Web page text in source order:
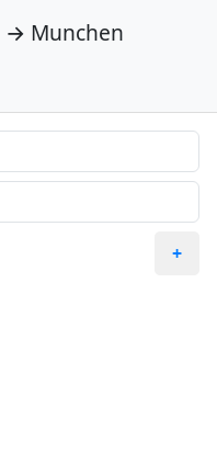
→ Munchen
+